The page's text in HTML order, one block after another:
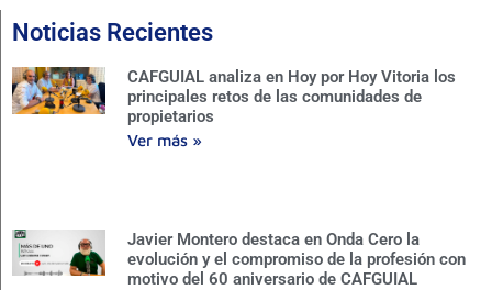
Noticias Recientes
CAFGUIAL analiza en Hoy por Hoy Vitoria los
principales retos de las comunidades de
propietarios
Ver más »
Javier Montero destaca en Onda Cero la
evolución y el compromiso de la profesión con
motivo del 60 aniversario de CAFGUIAL